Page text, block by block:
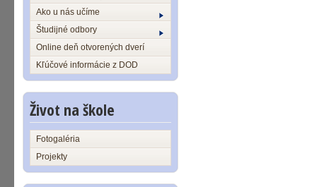
Ako u nás učíme
Študijné odbory
Online deň otvorených dverí
Kľúčové informácie z DOD
Život na škole
Fotogaléria
Projekty